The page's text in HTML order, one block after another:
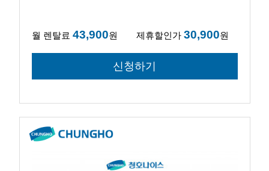
월 렌탈료 43,900원 제휴할인가30,900원